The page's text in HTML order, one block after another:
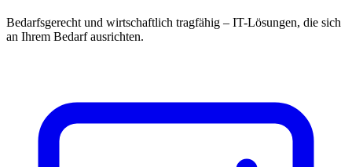
Bedarfsgerecht und wirtschaftlich tragfähig – IT-Lösungen, die sich
an Ihrem Bedarf ausrichten.